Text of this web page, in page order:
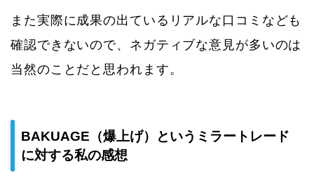
また実際に成果の出ているリアルな口コミなども
確認できないので、ネガティブな意見が多いのは
当然のことだと思われます。
BAKUAGE（爆上げ）というミラートレード
に対する私の感想